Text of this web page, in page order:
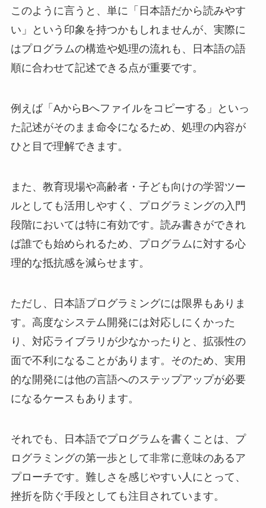
このように言うと、単に「日本語だから読みやす
い」という印象を持つかもしれませんが、実際に
はプログラムの構造や処理の流れも、日本語の語
順に合わせて記述できる点が重要です。
例えば「AからBへファイルをコピーする」といっ
た記述がそのまま命令になるため、処理の内容が
ひと目で理解できます。
また、教育現場や高齢者・子ども向けの学習ツー
ルとしても活用しやすく、プログラミングの入門
段階においては特に有効です。読み書きができれ
ば誰でも始められるため、プログラムに対する心
理的な抵抗感を減らせます。
ただし、日本語プログラミングには限界もありま
す。高度なシステム開発には対応しにくかった
り、対応ライブラリが少なかったりと、拡張性の
面で不利になることがあります。そのため、実用
的な開発には他の言語へのステップアップが必要
になるケースもあります。
それでも、日本語でプログラムを書くことは、プ
ログラミングの第一歩として非常に意味のあるア
プローチです。難しさを感じやすい人にとって、
挫折を防ぐ手段としても注目されています。